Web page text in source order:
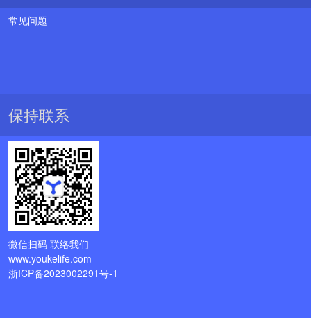
常见问题
保持联系
微信扫码 联络我们
www.youkelife.com
浙ICP备2023002291号-1